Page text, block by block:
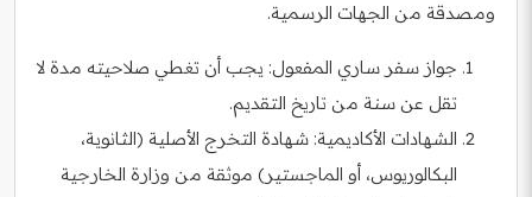
ومصدقة من الجهات الرسمية.
جواز سفر ساري المفعول: يجب أن تغطي صلاحيته مدة لا
تقل عن سنة من تاريخ التقديم.
الشهادات الأكاديمية: شهادة التخرج الأصلية (الثانوية،
البكالوريوس، أو الماجستير) موثقة من وزارة الخارجية